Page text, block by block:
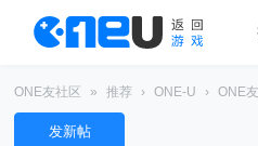
ONE友社区 » 推荐 › ONE-U › ONE
发新帖